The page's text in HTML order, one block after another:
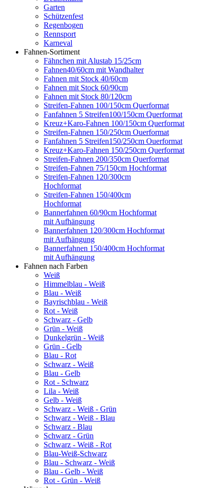
Garten
Schützenfest
Regenbogen
Rennsport
Karneval
Fahnen-Sortiment
Fähnchen mit Alustab 15/25cm
Fahnen40/60cm mit Wandhalter
Fahnen mit Stock 40/60cm
Fahnen mit Stock 60/90cm
Fahnen mit Stock 80/120cm
Streifen-Fahnen 100/150cm Querformat
Fanfahnen 5 Streifen100/150cm Querformat
Kreuz+Karo-Fahnen 100/150cm Querformat
Streifen-Fahnen 150/250cm Ouerformat
Fanfahnen 5 Streifen150/250cm Ouerformat
Kreuz+Karo-Fahnen 150/250cm Querformat
Streifen-Fahnen 200/350cm Querformat
Streifen-Fahnen 75/150cm Hochformat
Streifen-Fahnen 120/300cm
Hochformat
Streifen-Fahnen 150/400cm
Hochformat
Bannerfahnen 60/90cm Hochformat
mit Aufhängung
Bannerfahnen 120/300cm Hochformat
mit Aufhängung
Bannerfahnen 150/400cm Hochformat
mit Aufhängung
Fahnen nach Farben
Weiß
Himmelblau - Weiß
Blau - Weiß
Bayrischblau - Weiß
Rot - Weiß
Schwarz - Gelb
Grün - Weiß
Dunkelgrün - Weiß
Grün - Gelb
Blau - Rot
Schwarz - Weiß
Blau - Gelb
Rot - Schwarz
Lila - Weiß
Gelb - Weiß
Schwarz - Weiß - Grün
Schwarz - Weiß - Blau
Schwarz - Blau
Schwarz - Grün
Schwarz - Weiß - Rot
Blau-Weiß-Schwarz
Blau - Schwarz - Weiß
Blau - Gelb - Weiß
Rot - Grün - Weiß